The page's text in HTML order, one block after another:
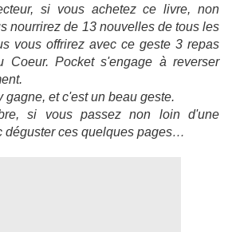
si vous achetez ce livre, non
nourrirez de 13 nouvelles de tous les
vous offrirez avec ce geste 3 repas
Coeur. Pocket s'engage à reverser
gagne, et c'est un beau geste.
si vous passez non loin d'une
déguster ces quelques pages…